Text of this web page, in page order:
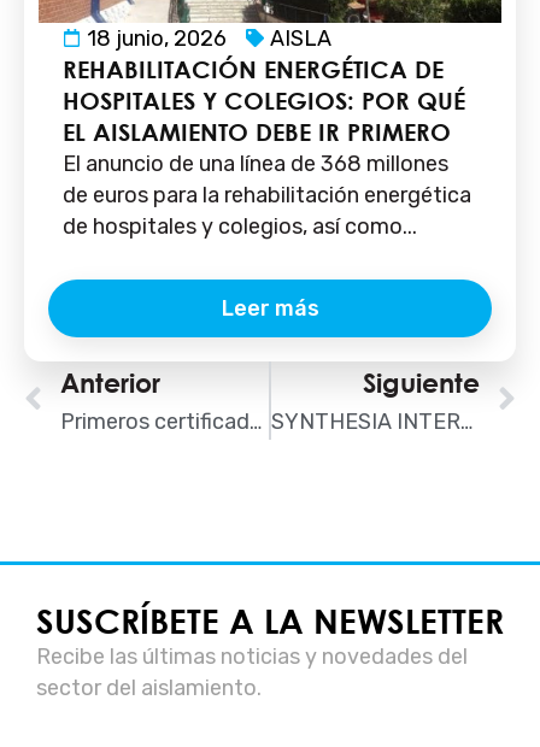
18 junio, 2026 AISLA
REHABILITACIÓN ENERGÉTICA DE
HOSPITALES Y COLEGIOS: POR QUÉ
EL AISLAMIENTO DEBE IR PRIMERO
El anuncio de una línea de 368 millones
de euros para la rehabilitación energética
de hospitales y colegios, así como...
Leer más
Ant
Anterior
Primeros certificados AENOR de instalación de aislamiento con celulosa y lana mineral
Siguiente
SYNTHESIA INTERNACIONAL, nuevo asociado fabricante de AISLA
SUSCRÍBETE A LA NEWSLETTER
Recibe las últimas noticias y novedades del
sector del aislamiento.